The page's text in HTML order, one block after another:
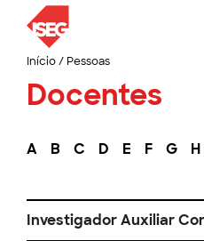
Início/ Pessoas
Docentes
A B C D E F G H
Investigador Auxiliar